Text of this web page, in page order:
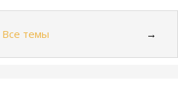
Все темы →